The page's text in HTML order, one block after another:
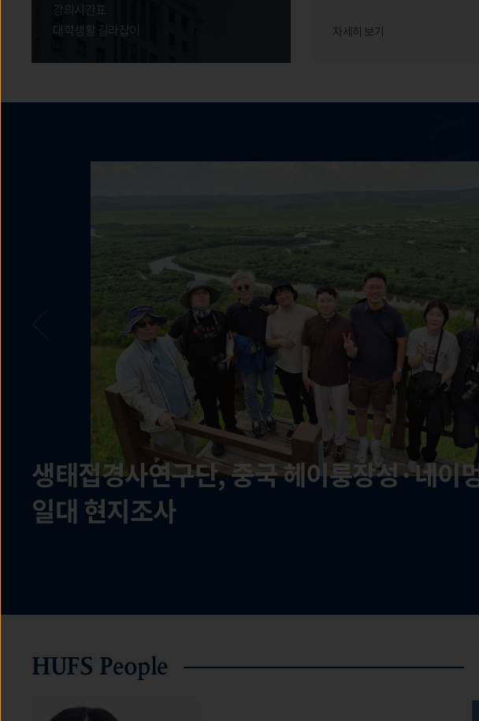
자세히 보기
강의시간표
대학생활 길라잡이
자세히 보기
생태접경사연구단, 중국 헤이룽장성·네이
일대 현지조사
역사문화연구소 생태접경사연구단 제4회 정기 콜로키움
개최
극지연구센터, 인도 외교부 대표단과 극지 연
논의
국제지역연구센터 HK+국가전략사업단, 특
개최
중동연구소, 2026 IMES International
개최
역사문화연구소 생태접
HUFS People